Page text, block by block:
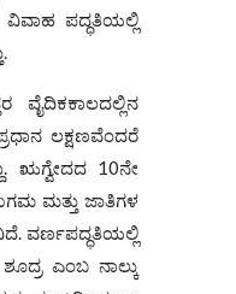
ವಿವಾಹ ಪದ್ಧತಿಯಲ್ಲಿ
ವೈದಿಕಕಾಲದಲ್ಲಿನ
ಲಕ್ಷಣವೆಂದರೆ
ಋಗ್ವೇದದ 10ನೇ
ಮತ್ತು ಜಾತಿಗಳ
ವರ್ಣಪದ್ಧತಿಯಲ್ಲಿ
ಶೂದ್ರ ಎಂಬ ನಾಲ್ಕು